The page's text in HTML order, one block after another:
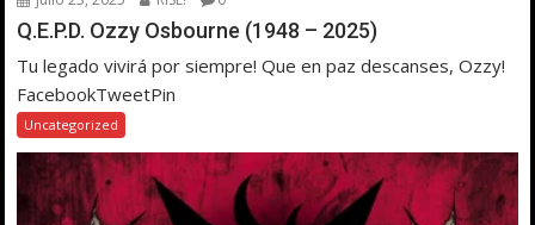
Q.E.P.D. Ozzy Osbourne (1948 – 2025)
Tu legado vivirá por siempre! Que en paz descanses, Ozzy!
FacebookTweetPin
Uncategorized